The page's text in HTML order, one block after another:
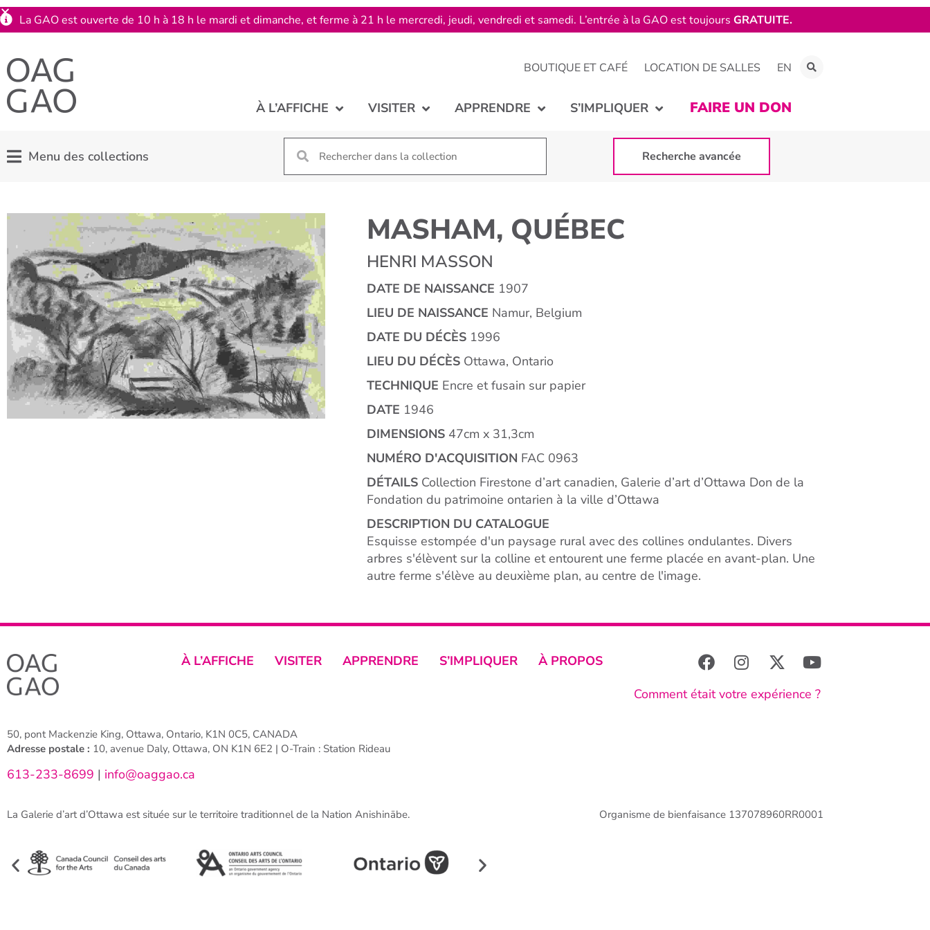
BOUTIQUE ET CAFÉ LOCATION DE SALLES EN
À L’AFFICHE VISITER APPRENDRE S’IMPLIQUER FAIRE UN DON
Menu des collections Recherche avancée
MASHAM, QUÉBEC
HENRI MASSON
DATE DE NAISSANCE 1907
LIEU DE NAISSANCE Namur, Belgium
DATE DU DÉCÈS 1996
LIEU DU DÉCÈS Ottawa, Ontario
TECHNIQUE Encre et fusain sur papier
DATE 1946
DIMENSIONS 47cm x 31,3cm
NUMÉRO D'ACQUISITION FAC 0963
DÉTAILS Collection Firestone d’art canadien, Galerie d’art d’Ottawa Don de la
Fondation du patrimoine ontarien à la ville d’Ottawa
DESCRIPTION DU CATALOGUE
Esquisse estompée d'un paysage rural avec des collines ondulantes. Divers
arbres s'élèvent sur la colline et entourent une ferme placée en avant-plan. Une
autre ferme s'élève au deuxième plan, au centre de l'image.
À L’AFFICHE VISITER APPRENDRE S’IMPLIQUER
À PROPOS
Comment était votre expérience ?
50, pont Mackenzie King, Ottawa, Ontario, K1N 0C5, CANADA
Adresse postale : 10, avenue Daly, Ottawa, ON K1N 6E2 | O-Train : Station Rideau
613-233-8699 | info@oaggao.ca
La Galerie d’art d’Ottawa est située sur le territoire traditionnel de la Nation Anishinābe. Organisme de bienfaisance 137078960RR0001
La GAO est ouverte de 10 h à 18 h le mardi et dimanche, et ferme à 21 h le mercredi, jeudi, vendredi et samedi. L’entrée à la GAO est toujours GRATUITE.